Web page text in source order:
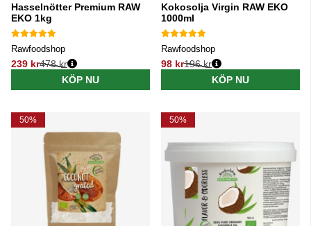
Hasselnötter Premium RAW
EKO 1kg
Rawfoodshop
239 kr
Ordinarie pris:
478 kr
KÖP NU
Kokosolja Virgin RAW EKO
1000ml
Rawfoodshop
98 kr
Ordinarie pris:
196 kr
KÖP NU
50% 50%